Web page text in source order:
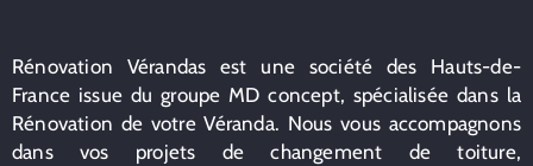
Rénovation Vérandas est une société des Hauts-de-
France issue du groupe MD concept, spécialisée dans la
Rénovation de votre Véranda. Nous vous accompagnons
dans vos projets de changement de toiture,